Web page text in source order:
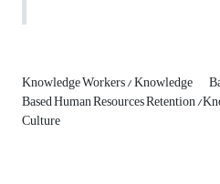
Knowledge Workers / Knowledge
Based Human Resources Retention /
Culture